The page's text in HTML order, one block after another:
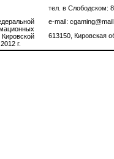
г.
тел. в Слободском:
e-mail:
613150, Кировская